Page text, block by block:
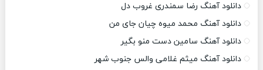
دانلود آهنگ رضا سمندری غروب دل
دانلود آهنگ محمد میوه چیان جای من
دانلود آهنگ سامین دست منو بگیر
دانلود آهنگ میثم غلامی والس جنوب شهر